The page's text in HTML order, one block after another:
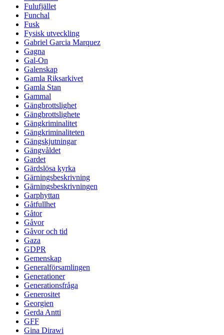
Fulufjället
Funchal
Fusk
Fysisk utveckling
Gabriel Garcia Marquez
Gagna
Gal-On
Galenskap
Gamla Riksarkivet
Gamla Stan
Gammal
Gängbrottslighet
Gängbrottslighete
Gängkriminalitet
Gängkriminaliteten
Gängskjutningar
Gängvåldet
Gardet
Gärdslösa kyrka
Gärningsbeskrivning
Gärningsbeskrivningen
Garphyttan
Gåtfullhet
Gåtor
Gåvor
Gåvor och tid
Gaza
GDPR
Gemenskap
Generalförsamlingen
Generationer
Generationsfråga
Generositet
Georgien
Gerda Antti
GFF
Gina Dirawi